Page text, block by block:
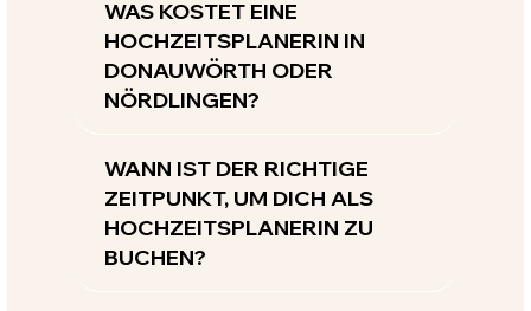
WAS KOSTET EINE
HOCHZEITSPLANERIN IN
DONAUWÖRTH ODER
NÖRDLINGEN?
WANN IST DER RICHTIGE
ZEITPUNKT, UM DICH ALS
HOCHZEITSPLANERIN ZU
BUCHEN?